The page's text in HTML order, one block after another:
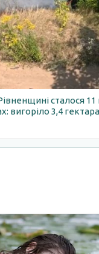
сталося
вигоріло 3,4